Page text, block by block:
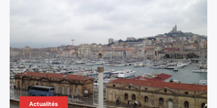
Actualités